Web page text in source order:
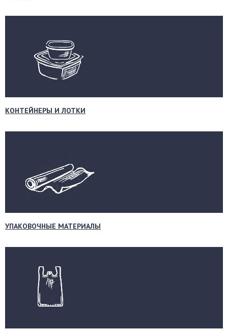
КОНТЕЙНЕРЫ И ЛОТКИ
УПАКОВОЧНЫЕ МАТЕРИАЛЫ